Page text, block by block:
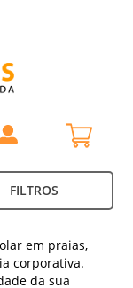
FILTROS
em praias,
corporativa.
da sua